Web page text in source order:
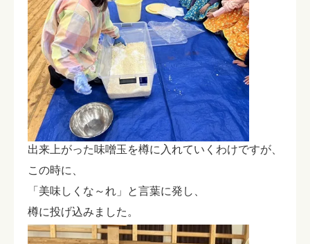
出来上がった味噌玉を樽に入れていくわけですが、
この時に、
「美味しくな～れ」と言葉に発し、
樽に投げ込みました。